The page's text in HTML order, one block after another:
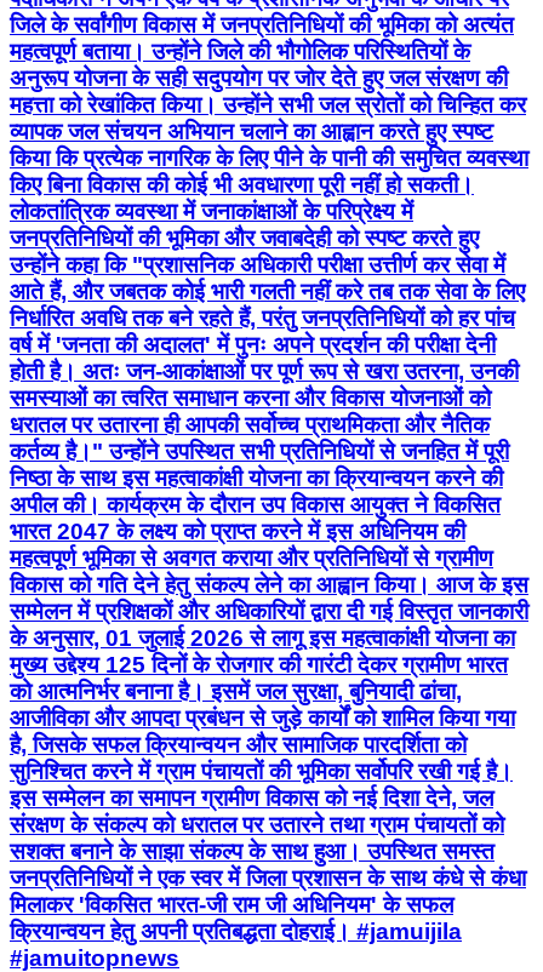
जिले के सर्वांगीण विकास में जनप्रतिनिधियों की भूमिका को अत्यंत
महत्वपूर्ण बताया। उन्होंने जिले की भौगोलिक परिस्थितियों के
अनुरूप योजना के सही सदुपयोग पर जोर देते हुए जल संरक्षण की
महत्ता को रेखांकित किया। उन्होंने सभी जल स्रोतों को चिन्हित कर
व्यापक जल संचयन अभियान चलाने का आह्वान करते हुए स्पष्ट
किया कि प्रत्येक नागरिक के लिए पीने के पानी की समुचित व्यवस्था
किए बिना विकास की कोई भी अवधारणा पूरी नहीं हो सकती।
लोकतांत्रिक व्यवस्था में जनाकांक्षाओं के परिप्रेक्ष्य में
जनप्रतिनिधियों की भूमिका और जवाबदेही को स्पष्ट करते हुए
उन्होंने कहा कि "प्रशासनिक अधिकारी परीक्षा उत्तीर्ण कर सेवा में
आते हैं, और जबतक कोई भारी गलती नहीं करे तब तक सेवा के लिए
निर्धारित अवधि तक बने रहते हैं, परंतु जनप्रतिनिधियों को हर पांच
वर्ष में 'जनता की अदालत' में पुनः अपने प्रदर्शन की परीक्षा देनी
होती है। अतः जन-आकांक्षाओं पर पूर्ण रूप से खरा उतरना, उनकी
समस्याओं का त्वरित समाधान करना और विकास योजनाओं को
धरातल पर उतारना ही आपकी सर्वोच्च प्राथमिकता और नैतिक
कर्तव्य है।" उन्होंने उपस्थित सभी प्रतिनिधियों से जनहित में पूरी
निष्ठा के साथ इस महत्वाकांक्षी योजना का क्रियान्वयन करने की
अपील की। कार्यक्रम के दौरान उप विकास आयुक्त ने विकसित
भारत 2047 के लक्ष्य को प्राप्त करने में इस अधिनियम की
महत्वपूर्ण भूमिका से अवगत कराया और प्रतिनिधियों से ग्रामीण
विकास को गति देने हेतु संकल्प लेने का आह्वान किया। आज के इस
सम्मेलन में प्रशिक्षकों और अधिकारियों द्वारा दी गई विस्तृत जानकारी
के अनुसार, 01 जुलाई 2026 से लागू इस महत्वाकांक्षी योजना का
मुख्य उद्देश्य 125 दिनों के रोजगार की गारंटी देकर ग्रामीण भारत
को आत्मनिर्भर बनाना है। इसमें जल सुरक्षा, बुनियादी ढांचा,
आजीविका और आपदा प्रबंधन से जुड़े कार्यों को शामिल किया गया
है, जिसके सफल क्रियान्वयन और सामाजिक पारदर्शिता को
सुनिश्चित करने में ग्राम पंचायतों की भूमिका सर्वोपरि रखी गई है।
इस सम्मेलन का समापन ग्रामीण विकास को नई दिशा देने, जल
संरक्षण के संकल्प को धरातल पर उतारने तथा ग्राम पंचायतों को
सशक्त बनाने के साझा संकल्प के साथ हुआ। उपस्थित समस्त
जनप्रतिनिधियों ने एक स्वर में जिला प्रशासन के साथ कंधे से कंधा
मिलाकर 'विकसित भारत-जी राम जी अधिनियम' के सफल
क्रियान्वयन हेतु अपनी प्रतिबद्धता दोहराई। #jamuijila
#jamuitopnews